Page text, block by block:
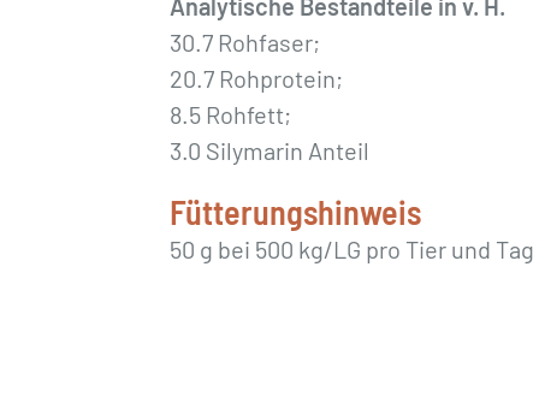
Analytische Bestandteile in v. H.
30.7 Rohfaser;
20.7 Rohprotein;
8.5 Rohfett;
3.0 Silymarin Anteil
Fütterungshinweis
50 g bei 500 kg/LG pro Tier und